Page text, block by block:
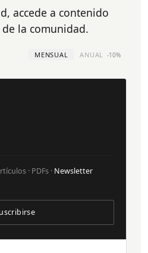
accede a contenido
la comunidad.
MENSUAL ANUAL -10%
· PDFs · Newsletter